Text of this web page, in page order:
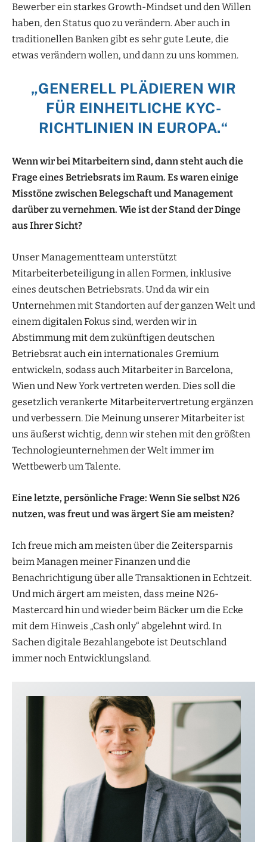
Bewerber ein starkes Growth-Mindset und den Willen
haben, den Status quo zu verändern. Aber auch in
traditionellen Banken gibt es sehr gute Leute, die
etwas verändern wollen, und dann zu uns kommen.
„GENERELL PLÄDIEREN WIR
FÜR EINHEITLICHE KYC-
RICHTLINIEN IN EUROPA.“
Wenn wir bei Mitarbeitern sind, dann steht auch die
Frage eines Betriebsrats im Raum. Es waren einige
Misstöne zwischen Belegschaft und Management
darüber zu vernehmen. Wie ist der Stand der Dinge
aus Ihrer Sicht?
Unser Managementteam unterstützt
Mitarbeiterbeteiligung in allen Formen, inklusive
eines deutschen Betriebsrats. Und da wir ein
Unternehmen mit Standorten auf der ganzen Welt und
einem digitalen Fokus sind, werden wir in
Abstimmung mit dem zukünftigen deutschen
Betriebsrat auch ein internationales Gremium
entwickeln, sodass auch Mitarbeiter in Barcelona,
Wien und New York vertreten werden. Dies soll die
gesetzlich verankerte Mitarbeitervertretung ergänzen
und verbessern. Die Meinung unserer Mitarbeiter ist
uns äußerst wichtig, denn wir stehen mit den größten
Technologieunternehmen der Welt immer im
Wettbewerb um Talente.
Eine letzte, persönliche Frage: Wenn Sie selbst N26
nutzen, was freut und was ärgert Sie am meisten?
Ich freue mich am meisten über die Zeitersparnis
beim Managen meiner Finanzen und die
Benachrichtigung über alle Transaktionen in Echtzeit.
Und mich ärgert am meisten, dass meine N26-
Mastercard hin und wieder beim Bäcker um die Ecke
mit dem Hinweis „Cash only“ abgelehnt wird. In
Sachen digitale Bezahlangebote ist Deutschland
immer noch Entwicklungsland.